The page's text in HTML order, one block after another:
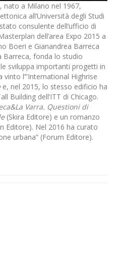
nato a Milano nel 1967,
all’Università degli Studi
consulente dell’ufficio di
dell’area Expo 2015 a
Boeri e Gianandrea Barreca
Barreca, fonda lo studio
sviluppa importanti progetti in
vinto l’”International Highrise
e, nel 2015, lo stesso edificio ha
Building dell’ITT di Chicago.
Varra. Questioni di
(Skira Editore) e un romanzo
Editore). Nel 2016 ha curato
urbana” (Forum Editore).